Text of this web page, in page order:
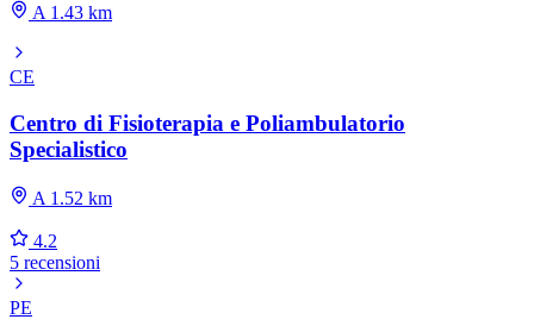
A 1.43 km
CE
Centro di Fisioterapia e Poliambulatorio
Specialistico
A 1.52 km
4.2
5 recensioni
PE